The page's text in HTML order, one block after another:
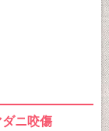
ニ咬傷